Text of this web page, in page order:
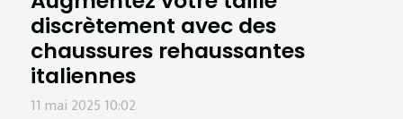
discrètement avec des
chaussures rehaussantes
italiennes
11 mai 2025 10:02